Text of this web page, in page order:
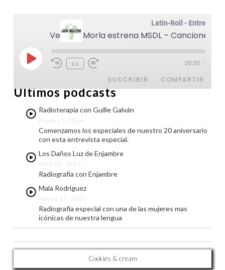
Latin-Roll - Entrevistas
Reproducir
episodio
1x 00:00 /
SUSCRIBIR COMPARTIR
FEED RSS
COMPARTIR
ENLACE
INCRUSTAR
@latinroll
Cargando Twitter...
Últimos podcasts
Radioterapia con Guille Galván
mayo 11, 2026
Comenzamos los especiales de nuestro 20 aniversario
con esta entrevista especial.
Los Daños Luz de Enjambre
abril 22, 2026
Radiografía con Enjambre
Mala Rodríguez
marzo 17, 2026
Radiografía especial con una de las mujeres mas
icónicas de nuestra lengua
Cookies & cream